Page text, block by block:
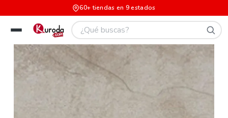
60+ tiendas en 9 estados